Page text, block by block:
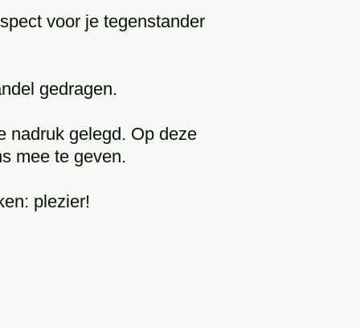
voor je tegenstander
gedragen.
nadruk gelegd. Op deze
mee te geven.
plezier!